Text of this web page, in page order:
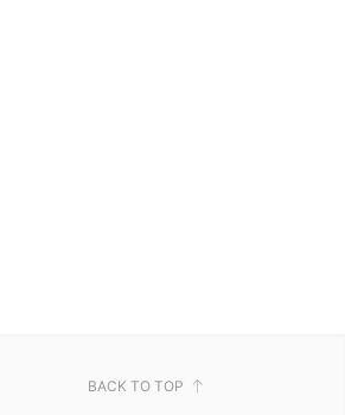
BACK TO TOP